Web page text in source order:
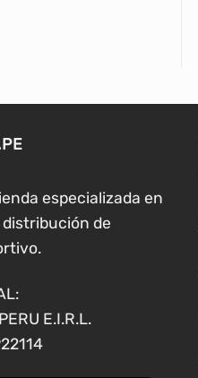
especializada en
de
E.I.R.L.